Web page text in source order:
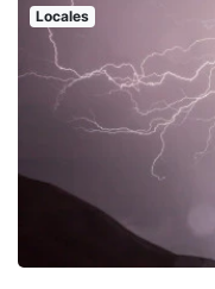
Locales